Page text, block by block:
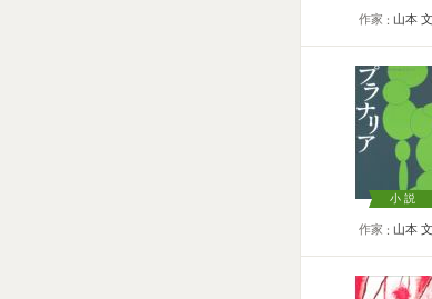
作家 山本
小説
作家 山本